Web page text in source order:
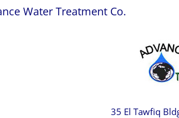
Water Treatment Co.
35 El Tawfiq